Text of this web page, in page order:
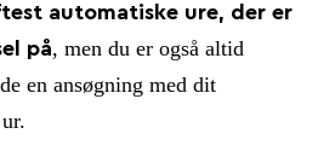
automatiske ure, der er
på, men du er også altid
en ansøgning med dit